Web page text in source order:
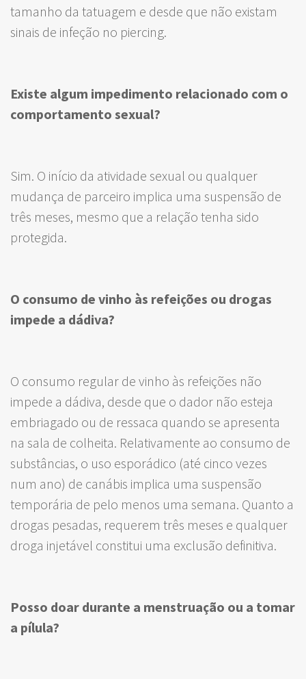
tamanho da tatuagem e desde que não existam
sinais de infeção no piercing.
Existe algum impedimento relacionado com o
comportamento sexual?
Sim. O início da atividade sexual ou qualquer
mudança de parceiro implica uma suspensão de
três meses, mesmo que a relação tenha sido
protegida.
O consumo de vinho às refeições ou drogas
impede a dádiva?
O consumo regular de vinho às refeições não
impede a dádiva, desde que o dador não esteja
embriagado ou de ressaca quando se apresenta
na sala de colheita. Relativamente ao consumo de
substâncias, o uso esporádico (até cinco vezes
num ano) de canábis implica uma suspensão
temporária de pelo menos uma semana. Quanto a
drogas pesadas, requerem três meses e qualquer
droga injetável constitui uma exclusão definitiva.
Posso doar durante a menstruação ou a tomar
a pílula?